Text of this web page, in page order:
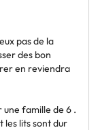
pas de la
des bon
en reviendra
famille de 6 .
les lits sont dur